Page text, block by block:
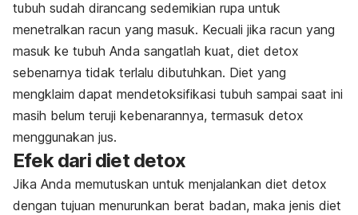
tubuh sudah dirancang sedemikian rupa untuk
menetralkan racun yang masuk. Kecuali jika racun yang
masuk ke tubuh Anda sangatlah kuat, diet detox
sebenarnya tidak terlalu dibutuhkan. Diet yang
mengklaim dapat mendetoksifikasi tubuh sampai saat ini
masih belum teruji kebenarannya, termasuk detox
menggunakan jus.
Efek dari diet detox
Jika Anda memutuskan untuk menjalankan diet detox
dengan tujuan menurunkan berat badan, maka jenis diet